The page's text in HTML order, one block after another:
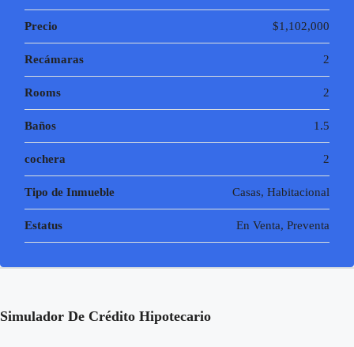
Precio $1,102,000
Recámaras 2
Rooms 2
Baños 1.5
cochera 2
Tipo de Inmueble Casas, Habitacional
Estatus En Venta, Preventa
Simulador De Crédito Hipotecario